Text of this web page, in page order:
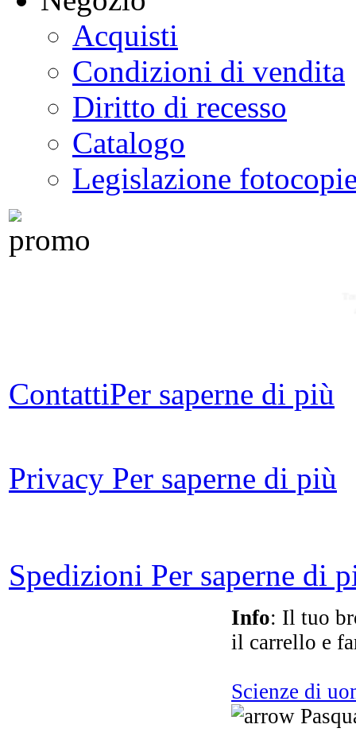
Acquisti
Condizioni di vendita
Diritto di recesso
Catalogo
Legislazione
ContattiPer saperne di più
Privacy Per saperne di più
Spedizioni Per saperne di
Info: Il tuo
il carrello e
Scienze di